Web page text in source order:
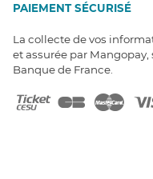
PAIEMENT SÉCURISÉ
La collecte de vos
et assurée par
Banque de France.